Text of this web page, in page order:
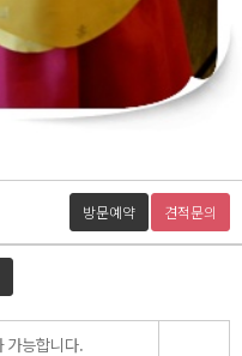
방문예약 견적문의